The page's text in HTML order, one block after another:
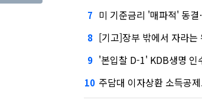
7 미 기준금리 '매파적' 동결…한
8 [기고]장부 밖에서 자라는 위험
9 '본입찰 D-1' KDB생명 인수전,
10 주담대 이자상환 소득공제